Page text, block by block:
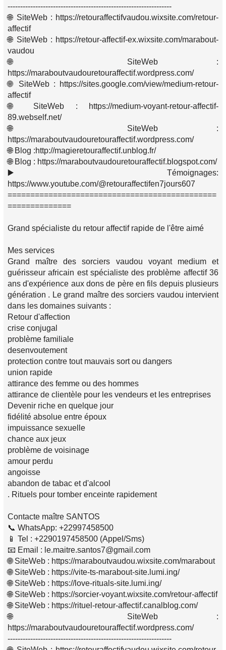
-----------------------------------------------------------------
🌐 SiteWeb : https://retouraffectifvaudou.wixsite.com/retour-
affectif
🌐 SiteWeb : https://retour-affectif-ex.wixsite.com/marabout-
vaudou
🌐 SiteWeb :
https://maraboutvaudouretouraffectif.wordpress.com/
🌐 SiteWeb : https://sites.google.com/view/medium-retour-
affectif
🌐 SiteWeb : https://medium-voyant-retour-affectif-
89.webself.net/
🌐 SiteWeb :
https://maraboutvaudouretouraffectif.wordpress.com/
🌐 Blog :http://magieretouraffectif.unblog.fr/
🌐 Blog : https://maraboutvaudouretouraffectif.blogspot.com/
▶️ Témoignages:
https://www.youtube.com/@retouraffectifen7jours607
==============================================
==============
Grand spécialiste du retour affectif rapide de l'être aimé
Mes services
Grand maître des sorciers vaudou voyant medium et
guérisseur africain est spécialiste des problème affectif 36
ans d'expérience aux dons de père en fils depuis plusieurs
génération . Le grand maître des sorciers vaudou intervient
dans les domaines suivants :
Retour d'affection
crise conjugal
problème familiale
desenvoutement
protection contre tout mauvais sort ou dangers
union rapide
attirance des femme ou des hommes
attirance de clientèle pour les vendeurs et les entreprises
Devenir riche en quelque jour
fidélité absolue entre époux
impuissance sexuelle
chance aux jeux
problème de voisinage
amour perdu
angoisse
abandon de tabac et d'alcool
. Rituels pour tomber enceinte rapidement
Contacte maître SANTOS
📞 WhatsApp: +22997458500
📱 Tel : +2290197458500 (Appel/Sms)
📧 Email : le.maitre.santos7@gmail.com
🌐 SiteWeb : https://maraboutvaudou.wixsite.com/marabout
🌐 SiteWeb : https://vite-ts-marabout-site.lumi.ing/
🌐 SiteWeb : https://love-rituals-site.lumi.ing/
🌐 SiteWeb : https://sorcier-voyant.wixsite.com/retour-affectif
🌐 SiteWeb : https://rituel-retour-affectif.canalblog.com/
🌐 SiteWeb :
https://maraboutvaudouretouraffectif.wordpress.com/
-----------------------------------------------------------------